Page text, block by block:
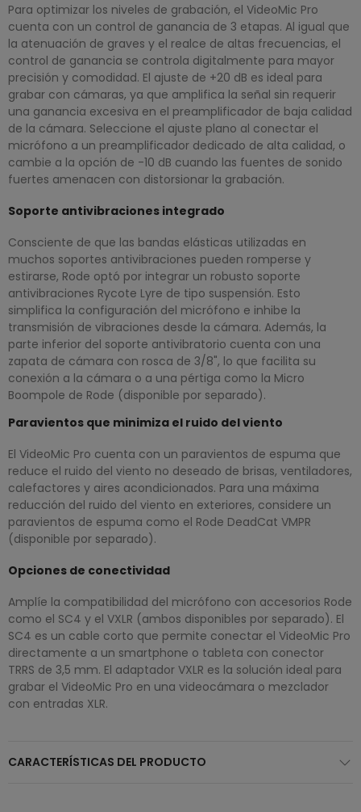
Para optimizar los niveles de grabación, el VideoMic Pro
cuenta con un control de ganancia de 3 etapas. Al igual que
la atenuación de graves y el realce de altas frecuencias, el
control de ganancia se controla digitalmente para mayor
precisión y comodidad. El ajuste de +20 dB es ideal para
grabar con cámaras, ya que amplifica la señal sin requerir
una ganancia excesiva en el preamplificador de baja calidad
de la cámara. Seleccione el ajuste plano al conectar el
micrófono a un preamplificador dedicado de alta calidad, o
cambie a la opción de -10 dB cuando las fuentes de sonido
fuertes amenacen con distorsionar la grabación.
Soporte antivibraciones integrado
Consciente de que las bandas elásticas utilizadas en
muchos soportes antivibraciones pueden romperse y
estirarse, Rode optó por integrar un robusto soporte
antivibraciones Rycote Lyre de tipo suspensión. Esto
simplifica la configuración del micrófono e inhibe la
transmisión de vibraciones desde la cámara. Además, la
parte inferior del soporte antivibratorio cuenta con una
zapata de cámara con rosca de 3/8", lo que facilita su
conexión a la cámara o a una pértiga como la Micro
Boompole de Rode (disponible por separado).
Paravientos que minimiza el ruido del viento
El VideoMic Pro cuenta con un paravientos de espuma que
reduce el ruido del viento no deseado de brisas, ventiladores,
calefactores y aires acondicionados. Para una máxima
reducción del ruido del viento en exteriores, considere un
paravientos de espuma como el Rode DeadCat VMPR
(disponible por separado).
Opciones de conectividad
Amplíe la compatibilidad del micrófono con accesorios Rode
como el SC4 y el VXLR (ambos disponibles por separado). El
SC4 es un cable corto que permite conectar el VideoMic Pro
directamente a un smartphone o tableta con conector
TRRS de 3,5 mm. El adaptador VXLR es la solución ideal para
grabar el VideoMic Pro en una videocámara o mezclador
con entradas XLR.
CARACTERÍSTICAS DEL PRODUCTO